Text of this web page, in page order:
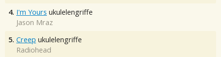
4. I'm Yours ukulelengriffe
Jason Mraz
5. Creep ukulelengriffe
Radiohead